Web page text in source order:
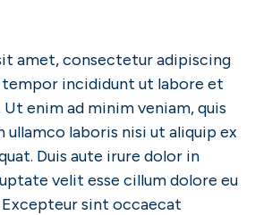
amet, consectetur adipiscing
tempor incididunt ut labore et
Ut enim ad minim veniam, quis
laboris nisi ut aliquip ex
Duis aute irure dolor in
velit esse cillum dolore eu
sint occaecat